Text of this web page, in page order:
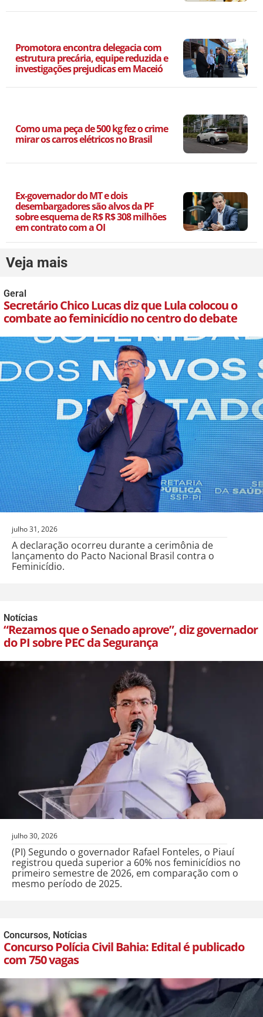
Promotora encontra delegacia com
estrutura precária, equipe reduzida e
investigações prejudicas em Maceió
Como uma peça de 500 kg fez o crime
mirar os carros elétricos no Brasil
Ex-governador do MT e dois
desembargadores são alvos da PF
sobre esquema de R$ R$ 308 milhões
em contrato com a OI
Veja mais
Geral
Secretário Chico Lucas diz que Lula colocou o
combate ao feminicídio no centro do debate
julho 31, 2026
A declaração ocorreu durante a cerimônia de
lançamento do Pacto Nacional Brasil contra o
Feminicídio.
Notícias
“Rezamos que o Senado aprove”, diz governador
do PI sobre PEC da Segurança
julho 30, 2026
(PI) Segundo o governador Rafael Fonteles, o Piauí
registrou queda superior a 60% nos feminicídios no
primeiro semestre de 2026, em comparação com o
mesmo período de 2025.
Concursos, Notícias
Concurso Polícia Civil Bahia: Edital é publicado
com 750 vagas